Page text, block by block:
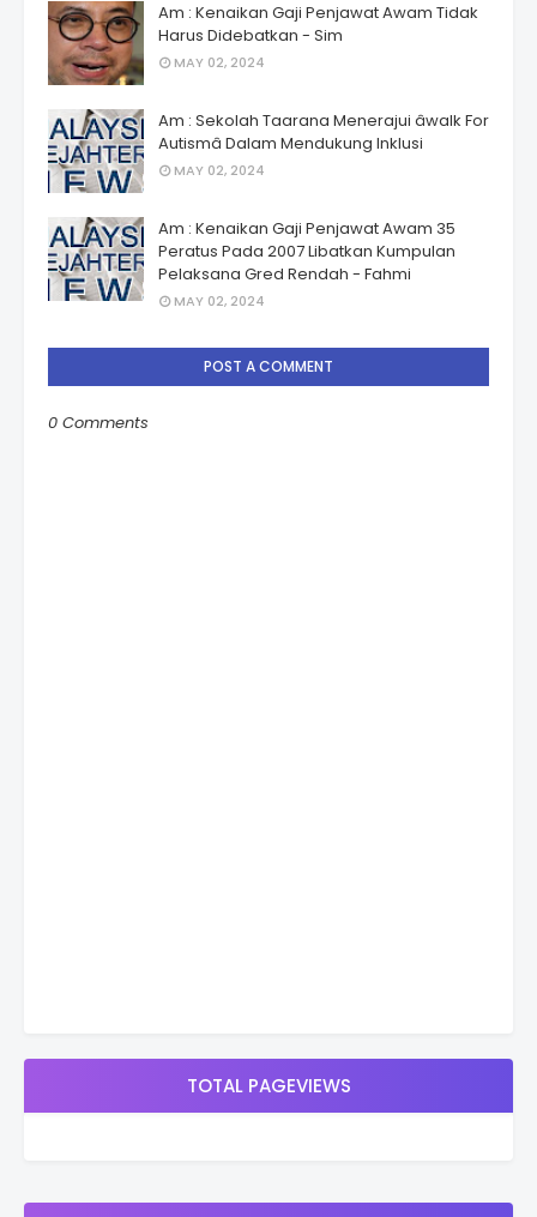
Am : Kenaikan Gaji Penjawat Awam Tidak
Harus Didebatkan - Sim
MAY 02, 2024
Am : Sekolah Taarana Menerajui âwalk For
Autismâ Dalam Mendukung Inklusi
MAY 02, 2024
Am : Kenaikan Gaji Penjawat Awam 35
Peratus Pada 2007 Libatkan Kumpulan
Pelaksana Gred Rendah - Fahmi
MAY 02, 2024
POST A COMMENT
0 Comments
TOTAL PAGEVIEWS